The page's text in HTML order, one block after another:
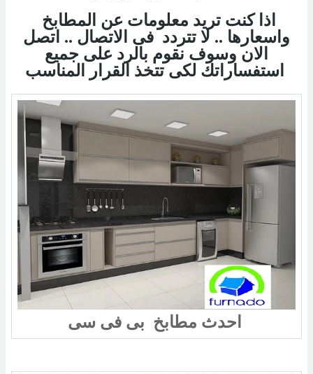
واسعارها .. لا تتردد فى الاتصال .. اتصل
الان وسوف نقوم بالرد على جميع